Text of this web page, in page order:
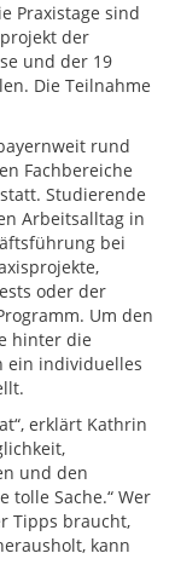
Praxistage sind
der
und der 19
Die Teilnahme
rund
Fachbereiche
Studierende
Arbeitsalltag in
bei
oder der
Um den
hinter die
ein individuelles
erklärt Kathrin
und den
Sache.“ Wer
Tipps braucht,
kann